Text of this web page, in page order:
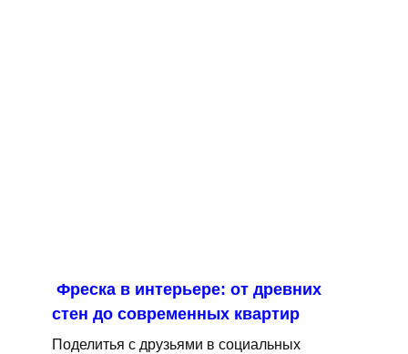
Фреска в интерьере: от древних
стен до современных квартир
Поделитья с друзьями в социальных